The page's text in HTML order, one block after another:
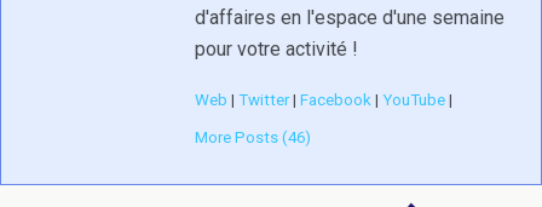
d'affaires en l'espace d'une semaine
pour votre activité !
Web | Twitter| Facebook | YouTube |
More Posts (46)